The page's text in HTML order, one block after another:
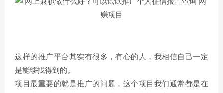
这样的推广平台其实有很多，有心的人，我相信自己一定
是能够找得到的。
项目最重要的就是推广的问题，这个项目我们通常都是在